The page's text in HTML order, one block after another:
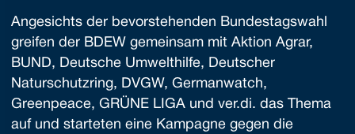
Angesichts der bevorstehenden Bundestagswahl
greifen der BDEW gemeinsam mit Aktion Agrar,
BUND, Deutsche Umwelthilfe, Deutscher
Naturschutzring, DVGW, Germanwatch,
Greenpeace, GRÜNE LIGA und ver.di. das Thema
auf und starteten eine Kampagne gegen die